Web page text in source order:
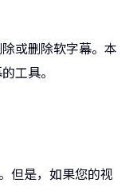
或删除软字幕。本
工具。
但是，如果您的视